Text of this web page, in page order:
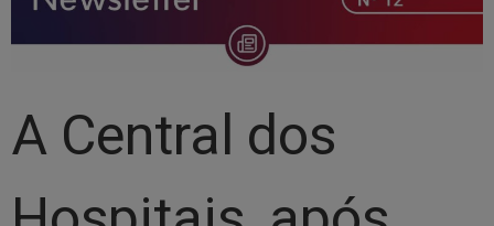
A Central dos